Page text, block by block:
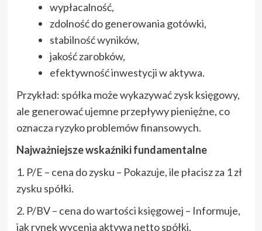
wypłacalność,
zdolność do generowania gotówki,
stabilność wyników,
jakość zarobków,
efektywność inwestycji w aktywa.
Przykład: spółka może wykazywać zysk księgowy,
ale generować ujemne przepływy pieniężne, co
oznacza ryzyko problemów finansowych.
Najważniejsze wskaźniki fundamentalne
1. P/E – cena do zysku – Pokazuje, ile płacisz za 1 zł
zysku spółki.
2. P/BV – cena do wartości księgowej – Informuje,
jak rynek wycenia aktywa netto spółki.